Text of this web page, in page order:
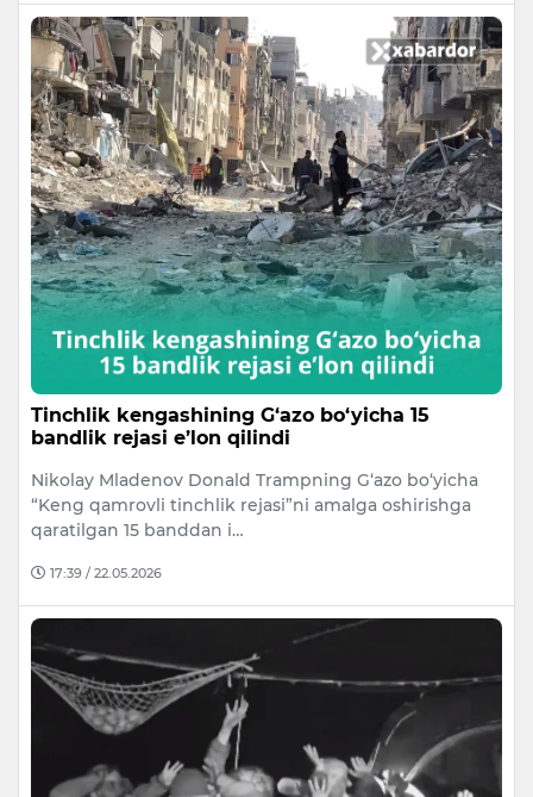
Tinchlik kengashining G‘azo bo‘yicha 15
bandlik rejasi e’lon qilindi
Nikolay Mladenov Donald Trampning G‘azo bo‘yicha
“Keng qamrovli tinchlik rejasi”ni amalga oshirishga
qaratilgan 15 banddan i…
17:39 / 22.05.2026